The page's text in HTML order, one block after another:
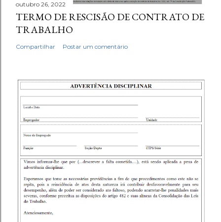
outubro 26, 2022
TERMO DE RESCISÃO DE CONTRATO DE
TRABALHO
Compartilhar Postar um comentário